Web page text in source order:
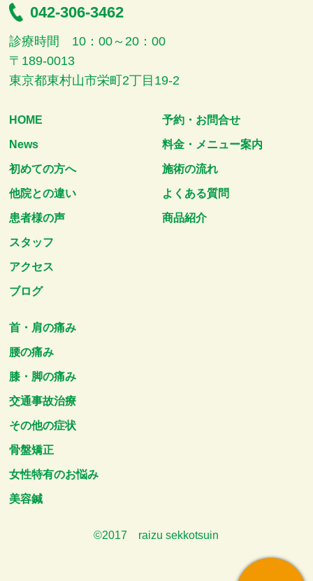
042-306-3462
診療時間 10：00～20：00
〒189-0013
東京都東村山市栄町2丁目19-2
HOME
News
初めての方へ
他院との違い
患者様の声
スタッフ
アクセス
ブログ
予約・お問合せ
料金・メニュー案内
施術の流れ
よくある質問
商品紹介
首・肩の痛み
腰の痛み
膝・脚の痛み
交通事故治療
その他の症状
骨盤矯正
女性特有のお悩み
美容鍼
©2017 raizu sekkotsuin